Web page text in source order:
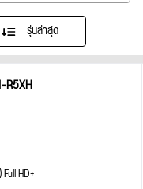
รุ่นล่าสุด
R5XH
HD+